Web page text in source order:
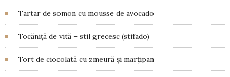
Tartar de somon cu mousse de avocado
Tocăniță de vită – stil grecesc (stifado)
Tort de ciocolată cu zmeură și marțipan